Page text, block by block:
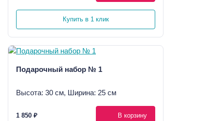
Купить в 1 клик
Подарочный набор № 1
Высота: 30 см, Ширина: 25 см
1 850 ₽ В корзину